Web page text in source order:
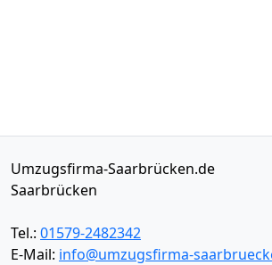
Umzugsfirma-Saarbrücken.de
Saarbrücken
Tel.: 01579-2482342
E-Mail: info@umzugsfirma-